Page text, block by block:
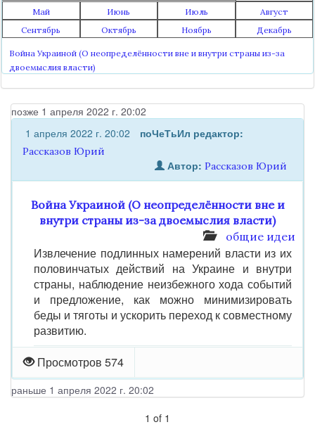
Май Июнь Июль
Август
Сентябрь
Октябрь Ноябрь Декабрь
Война Украиной (О неопределённости вне и внутри страны из-за
двоемыслия власти)
позже 1 апреля 2022 г. 20:02
1 апреля 2022 г. 20:02
поЧеТьИл редактор:
Рассказов Юрий
Автор: Рассказов Юрий
Война Украиной (О неопределённости вне и
внутри страны из-за двоемыслия власти)
общие идеи
Извлечение подлинных намерений власти из их
половинчатых действий на Украине и внутри
страны, наблюдение неизбежного хода событий
и предложение, как можно минимизировать
беды и тяготы и ускорить переход к совместному
развитию.
Просмотров 574
раньше 1 апреля 2022 г. 20:02
1 of 1